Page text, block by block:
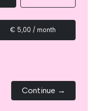
€ 5,00 / month
Continue →